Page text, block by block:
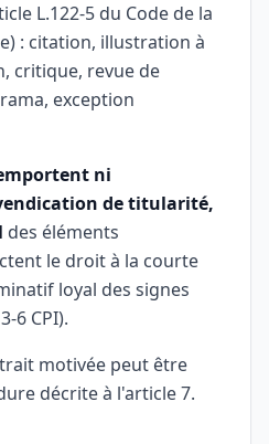
L.122-5 du Code de la
: citation, illustration à
critique, revue de
exception
ni
de titularité,
des éléments
le droit à la courte
loyal des signes
6 CPI).
motivée peut être
décrite à l'article 7.